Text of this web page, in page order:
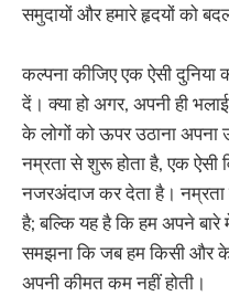
समुदायों और हमारे हृदयों को
कल्पना कीजिए एक ऐसी
दें। क्या हो अगर, अपनी ही
के लोगों को ऊपर उठाना अपना
नम्रता से शुरू होता है, एक ऐसी
नजरअंदाज कर देता है। नम्रता
है; बल्कि यह है कि हम अपने
समझना कि जब हम किसी और के
अपनी कीमत कम नहीं होती।